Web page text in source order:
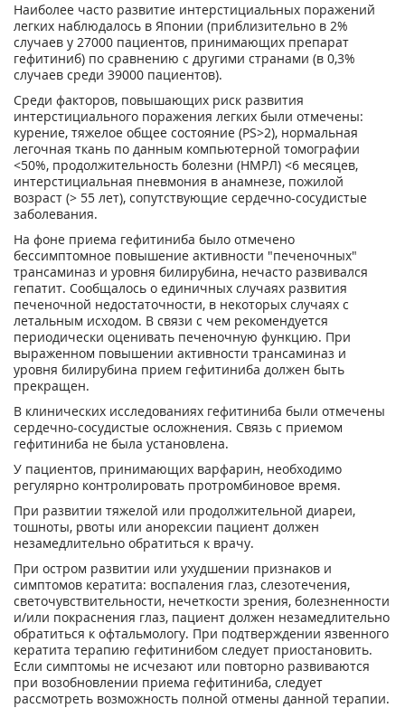
Наиболее часто развитие интерстициальных поражений
легких наблюдалось в Японии (приблизительно в 2%
случаев у 27000 пациентов, принимающих препарат
гефитиниб) по сравнению с другими странами (в 0,3%
случаев среди 39000 пациентов).
Среди факторов, повышающих риск развития
интерстициального поражения легких были отмечены:
курение, тяжелое общее состояние (PS>2), нормальная
легочная ткань по данным компьютерной томографии
<50%, продолжительность болезни (НМРЛ) <6 месяцев,
интерстициальная пневмония в анамнезе, пожилой
возраст (> 55 лет), сопутствующие сердечно-сосудистые
заболевания.
На фоне приема гефитиниба было отмечено
бессимптомное повышение активности "печеночных"
трансаминаз и уровня билирубина, нечасто развивался
гепатит. Сообщалось о единичных случаях развития
печеночной недостаточности, в некоторых случаях с
летальным исходом. В связи с чем рекомендуется
периодически оценивать печеночную функцию. При
выраженном повышении активности трансаминаз и
уровня билирубина прием гефитиниба должен быть
прекращен.
В клинических исследованиях гефитиниба были отмечены
сердечно-сосудистые осложнения. Связь с приемом
гефитиниба не была установлена.
У пациентов, принимающих варфарин, необходимо
регулярно контролировать протромбиновое время.
При развитии тяжелой или продолжительной диареи,
тошноты, рвоты или анорексии пациент должен
незамедлительно обратиться к врачу.
При остром развитии или ухудшении признаков и
симптомов кератита: воспаления глаз, слезотечения,
светочувствительности, нечеткости зрения, болезненности
и/или покраснения глаз, пациент должен незамедлительно
обратиться к офтальмологу. При подтверждении язвенного
кератита терапию гефитинибом следует приостановить.
Если симптомы не исчезают или повторно развиваются
при возобновлении приема гефитиниба, следует
рассмотреть возможность полной отмены данной терапии.